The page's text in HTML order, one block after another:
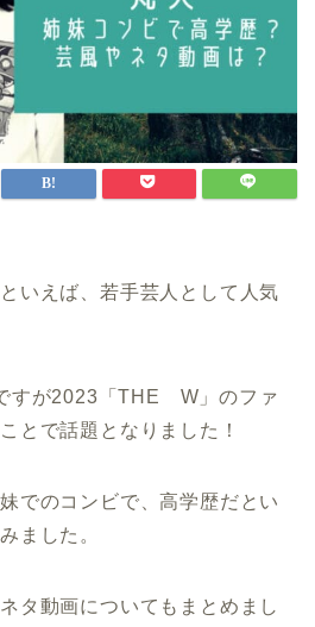
いえば、若手芸人として人気
すが2023「THE W」のファ
とで話題となりました！
でのコンビで、高学歴だとい
ました。
タ動画についてもまとめまし